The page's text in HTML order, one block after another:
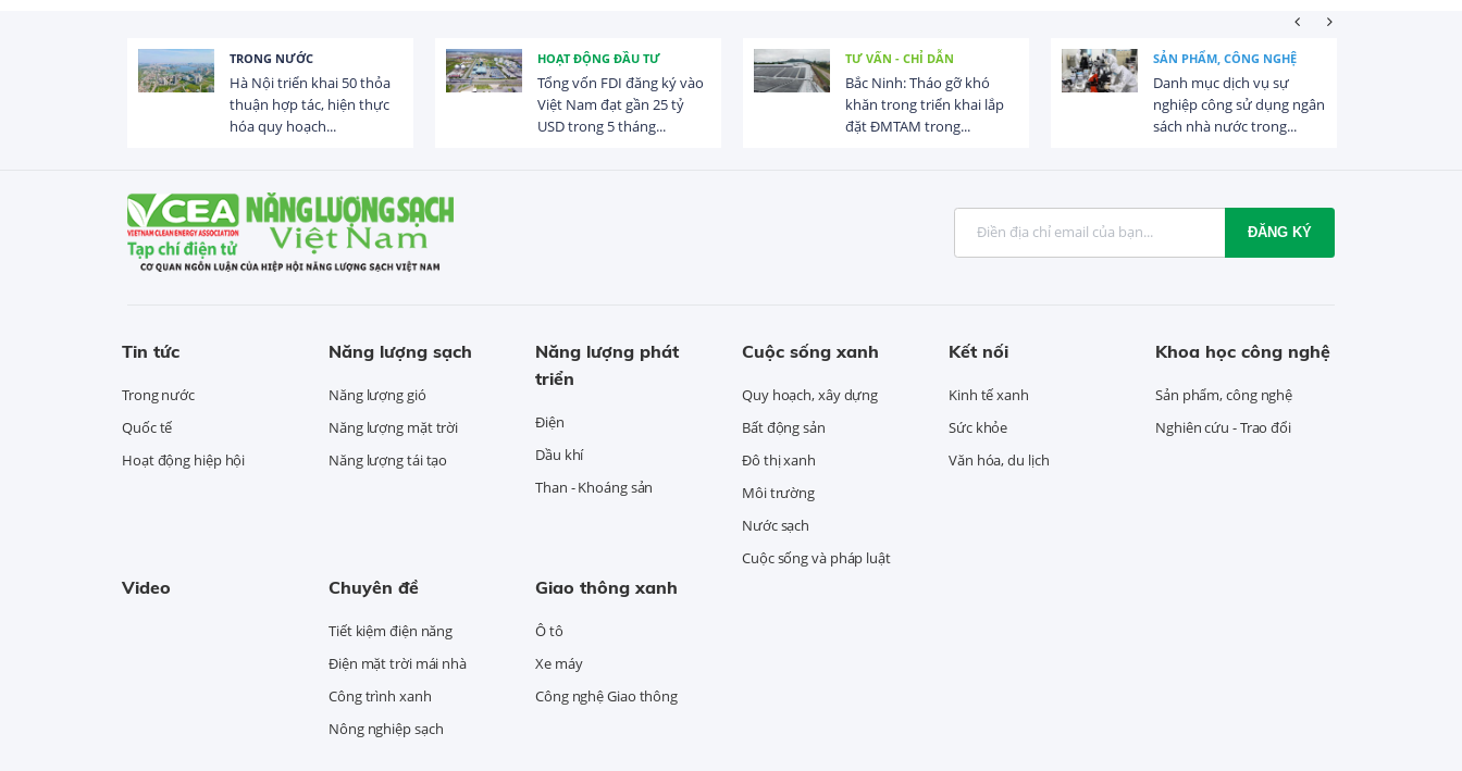
TRONG NƯỚC
Hà Nội triển khai 50 thỏa
thuận hợp tác, hiện thực
hóa quy hoạch...
HOẠT ĐỘNG ĐẦU TƯ
Tổng vốn FDI đăng ký vào
Việt Nam đạt gần 25 tỷ
USD trong 5 tháng...
TƯ VẤN - CHỈ DẪN
Bắc Ninh: Tháo gỡ khó
khăn trong triển khai lắp
đặt ĐMTAM trong...
SẢN PHẨM, CÔNG NGHỆ
Danh mục dịch vụ sự
nghiệp công sử dụng ngân
sách nhà nước trong...
ĐĂNG KÝ
Tin tức
Trong nước
Quốc tế
Hoạt động hiệp hội
Năng lượng sạch
Năng lượng gió
Năng lượng mặt trời
Năng lượng tái tạo
Năng lượng phát
triển
Điện
Dầu khí
Than - Khoáng sản
Cuộc sống xanh
Quy hoạch, xây dựng
Bất động sản
Đô thị xanh
Môi trường
Nước sạch
Cuộc sống và pháp luật
Kết nối
Kinh tế xanh
Sức khỏe
Văn hóa, du lịch
Khoa học công nghệ
Sản phẩm, công nghệ
Nghiên cứu - Trao đổi
Video Chuyên đề
Tiết kiệm điện năng
Điện mặt trời mái nhà
Công trình xanh
Nông nghiệp sạch
Giao thông xanh
Ô tô
Xe máy
Công nghệ Giao thông